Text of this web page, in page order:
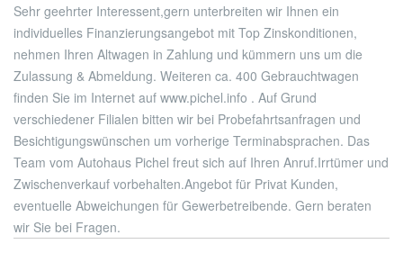
Sehr geehrter Interessent,gern unterbreiten wir Ihnen ein
individuelles Finanzierungsangebot mit Top Zinskonditionen,
nehmen Ihren Altwagen in Zahlung und kümmern uns um die
Zulassung & Abmeldung. Weiteren ca. 400 Gebrauchtwagen
finden Sie im Internet auf www.pichel.info . Auf Grund
verschiedener Filialen bitten wir bei Probefahrtsanfragen und
Besichtigungswünschen um vorherige Terminabsprachen. Das
Team vom Autohaus Pichel freut sich auf Ihren Anruf.Irrtümer und
Zwischenverkauf vorbehalten.Angebot für Privat Kunden,
eventuelle Abweichungen für Gewerbetreibende. Gern beraten
wir Sie bei Fragen.